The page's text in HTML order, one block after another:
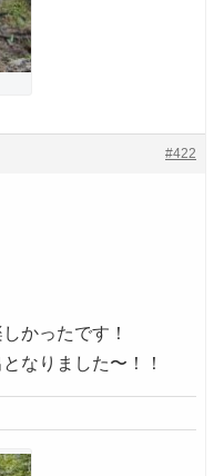
#422
かったです！
なりました〜！！